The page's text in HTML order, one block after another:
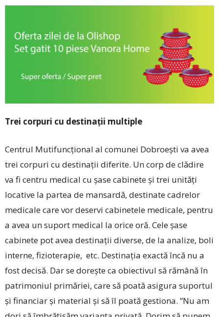
Trei corpuri cu destinații multiple
Centrul Mutifuncțional al comunei Dobroești va avea
trei corpuri cu destinații diferite. Un corp de clădire
va fi centru medical cu șase cabinete și trei unități
locative la partea de mansardă, destinate cadrelor
medicale care vor deservi cabinetele medicale, pentru
a avea un suport medical la orice oră. Cele șase
cabinete pot avea destinații diverse, de la analize, ­boli
interne, fizioterapie, etc. Destinația exactă încă nu a
fost decisă. Dar se dorește ca obiectivul să rămână în
patrimoniul primăriei, care să poată asigura suportul
și financiar și material și să îl poată gestiona. ”Nu am